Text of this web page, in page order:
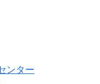
ンター